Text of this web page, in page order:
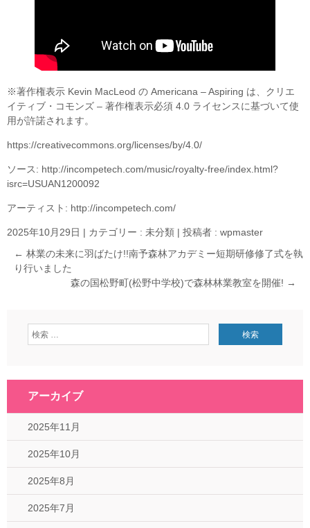
※著作権表示 Kevin MacLeod の Americana – Aspiring は、クリエ
イティブ・コモンズ – 著作権表示必須 4.0 ライセンスに基づいて使
用が許諾されます。
https://creativecommons.org/licenses/by/4.0/
ソース: http://incompetech.com/music/royalty-free/index.html?
isrc=USUAN1200092
アーティスト: http://incompetech.com/
2025年10月29日 | カテゴリー : 未分類 | 投稿者 : wpmaster
← 林業の未来に羽ばたけ!!南予森林アカデミー短期研修修了式を執
り行いました
森の国松野町(松野中学校)で森林林業教室を開催! →
アーカイブ
2025年11月
2025年10月
2025年8月
2025年7月